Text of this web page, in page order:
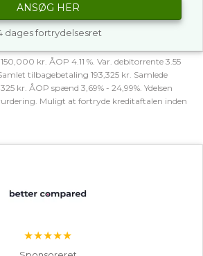
ANSØG HER
dages fortrydelsesret
kr. ÅOP 4.11 %. Var. debitorrente 3.55
tilbagebetaling 193,325 kr. Samlede
kr. ÅOP spænd 3,69% - 24,99%. Ydelsen
Muligt at fortryde kreditaftalen inden
★★★★★